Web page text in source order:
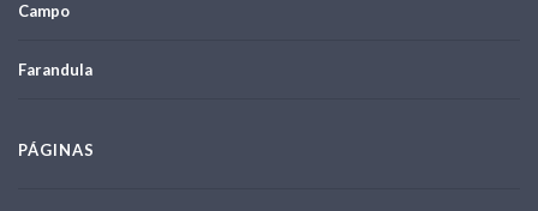
Campo
Farandula
PÁGINAS